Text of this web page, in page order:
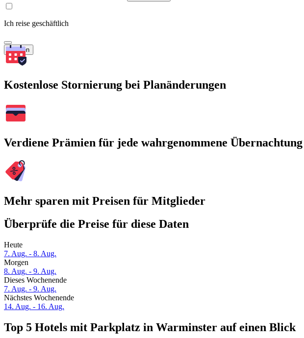
Ich reise geschäftlich
Suchen
Kostenlose Stornierung bei Planänderungen
Verdiene Prämien für jede wahrgenommene Übernachtung
Mehr sparen mit Preisen für Mitglieder
Überprüfe die Preise für diese Daten
Heute
7. Aug. - 8. Aug.
Morgen
8. Aug. - 9. Aug.
Dieses Wochenende
7. Aug. - 9. Aug.
Nächstes Wochenende
14. Aug. - 16. Aug.
Top 5 Hotels mit Parkplatz in Warminster auf einen Blick